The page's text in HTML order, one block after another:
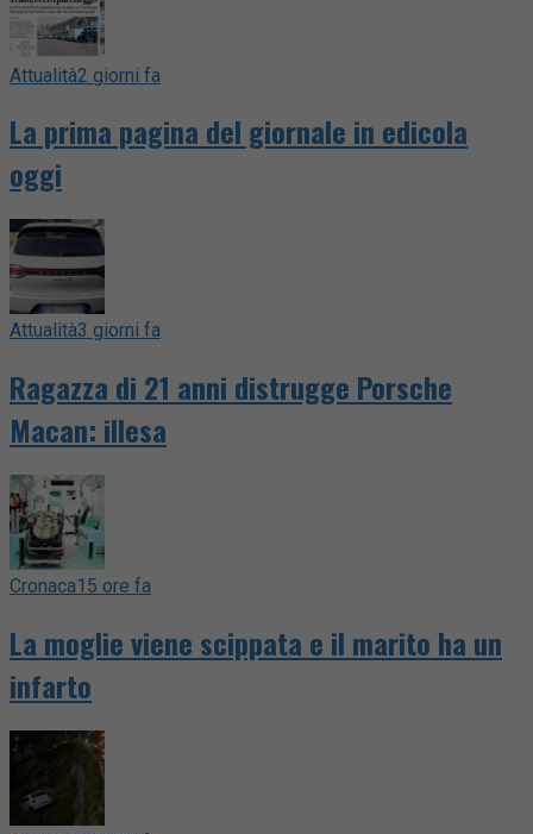
Attualità2 giorni fa
La prima pagina del giornale in edicola
oggi
Attualità3 giorni fa
Ragazza di 21 anni distrugge Porsche
Macan: illesa
Cronaca15 ore fa
La moglie viene scippata e il marito ha un
infarto